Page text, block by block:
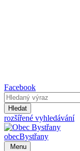
Facebook
Hledat
rozšířené vyhledávání
obecBystřany
Menu